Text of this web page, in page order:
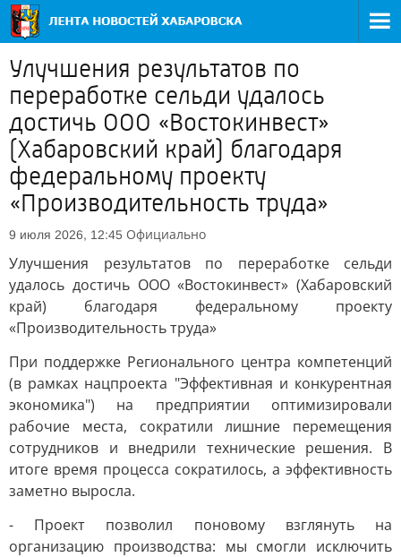
Улучшения результатов по
переработке сельди удалось
достичь ООО «Востокинвест»
(Хабаровский край) благодаря
федеральному проекту
«Производительность труда»
9 июля 2026, 12:45 Официально
Улучшения результатов по переработке сельди
удалось достичь ООО «Востокинвест» (Хабаровский
край) благодаря федеральному проекту
«Производительность труда»
При поддержке Регионального центра компетенций
(в рамках нацпроекта "Эффективная и конкурентная
экономика") на предприятии оптимизировали
рабочие места, сократили лишние перемещения
сотрудников и внедрили технические решения. В
итоге время процесса сократилось, а эффективность
заметно выросла.
- Проект позволил поновому взглянуть на
организацию производства: мы смогли исключить